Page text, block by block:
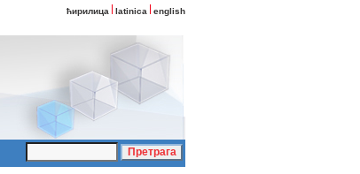
ћирилица latinica english